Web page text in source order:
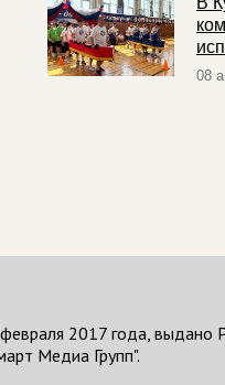
08
2017 года, выдано
Медиа Групп".